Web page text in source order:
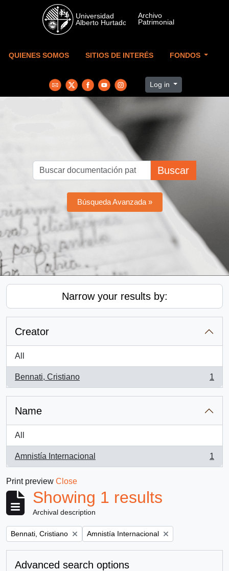
Skip to main content
QUIENES SOMOS SITIOS DE INTERÉS FONDOS
Log in
Buscar
Búsqueda Avanzada »
Narrow your results by:
Creator
All
Bennati, Cristiano
, 1 results
1
Name
All
Amnistía Internacional
, 1 results
1
Print preview Close
Showing 1 results
Archival description
Remove filter:
Bennati, Cristiano Remove filter:
Amnistía Internacional
Advanced search options